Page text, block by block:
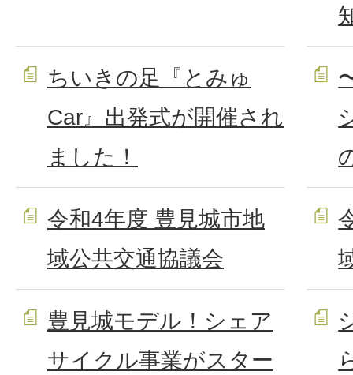
ちいきの足『とみゅ
Car』出発式が開催され
ました！
令和4年度 豊見城市地
域公共交通協議会
豊見城モデル！シェア
サイクル事業がスター